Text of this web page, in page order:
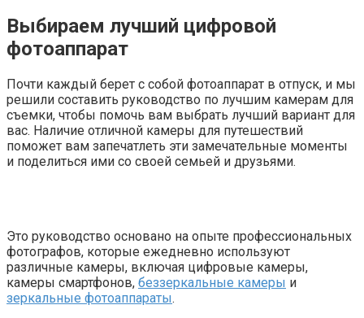
Выбираем лучший цифровой
фотоаппарат
Почти каждый берет с собой фотоаппарат в отпуск, и мы
решили составить руководство по лучшим камерам для
съемки, чтобы помочь вам выбрать лучший вариант для
вас. Наличие отличной камеры для путешествий
поможет вам запечатлеть эти замечательные моменты
и поделиться ими со своей семьей и друзьями.
Это руководство основано на опыте профессиональных
фотографов, которые ежедневно используют
различные камеры, включая цифровые камеры,
камеры смартфонов, беззеркальные камеры и
зеркальные фотоаппараты.